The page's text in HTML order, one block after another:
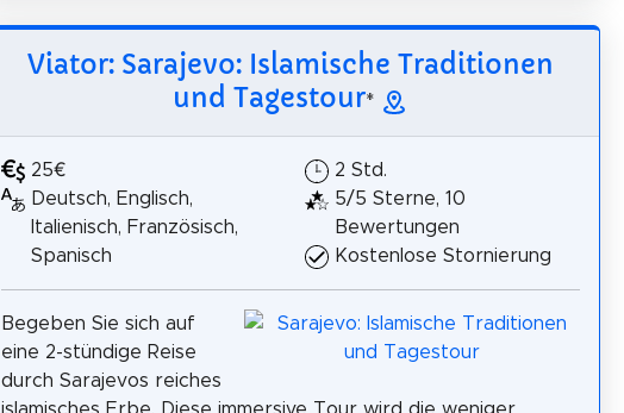
Viator: Sarajevo: Islamische Traditionen
und Tagestour*
25€
Deutsch, Englisch,
Italienisch, Französisch,
Spanisch
2 Std.
5/5 Sterne, 10
Bewertungen
Kostenlose Stornierung
Begeben Sie sich auf
eine 2-stündige Reise
durch Sarajevos reiches